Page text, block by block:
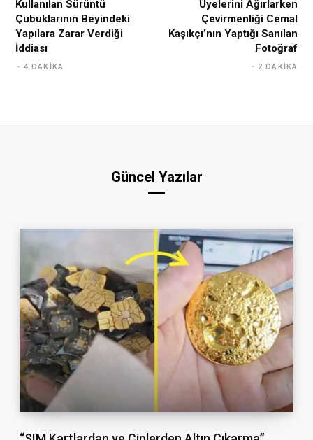
Kullanılan Sürüntü
Çubuklarının Beyindeki
Yapılara Zarar Verdiği
İddiası
4 DAKIKA
Üyelerini Ağırlarken
Çevirmenliği Cemal
Kaşıkçı’nın Yaptığı Sanılan
Fotoğraf
2 DAKIKA
Güncel Yazılar